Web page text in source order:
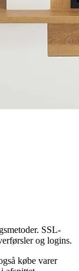
SSL-
og logins.
købe varer